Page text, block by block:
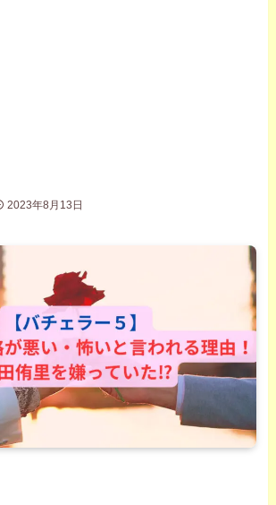
2023年8月13日